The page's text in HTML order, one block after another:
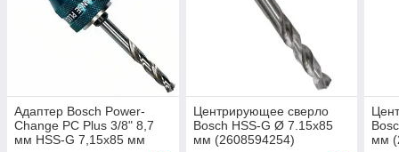
Адаптер Bosch Power-
Change PC Plus 3/8" 8,7
мм HSS-G 7,15x85 мм
Центрирующее сверло
Bosch HSS-G Ø 7.15x85
мм (2608594254)
мм